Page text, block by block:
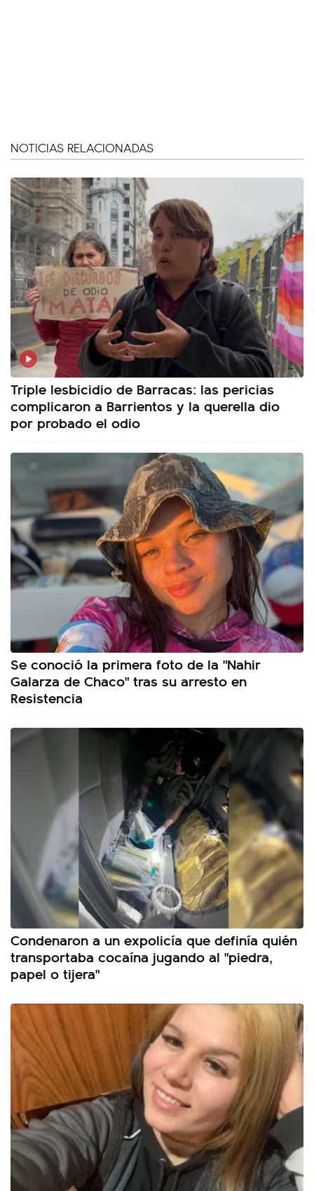
NOTICIAS RELACIONADAS
Triple lesbicidio de Barracas: las pericias
complicaron a Barrientos y la querella dio
por probado el odio
Se conoció la primera foto de la "Nahir
Galarza de Chaco" tras su arresto en
Resistencia
Condenaron a un expolicía que definía quién
transportaba cocaína jugando al "piedra,
papel o tijera"